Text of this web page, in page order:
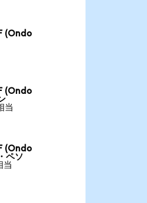
(Ondo
(Ondo
当
(Ondo
ペソ
当